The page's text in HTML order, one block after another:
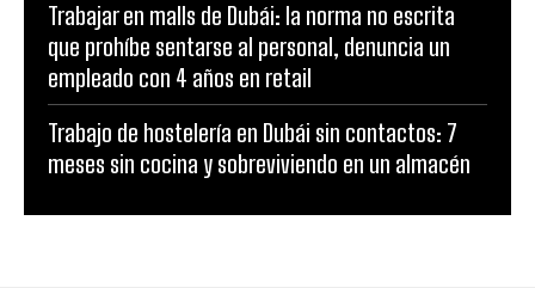
Trabajar en malls de Dubái: la norma no escrita
que prohíbe sentarse al personal, denuncia un
empleado con 4 años en retail
Trabajo de hostelería en Dubái sin contactos: 7
meses sin cocina y sobreviviendo en un almacén